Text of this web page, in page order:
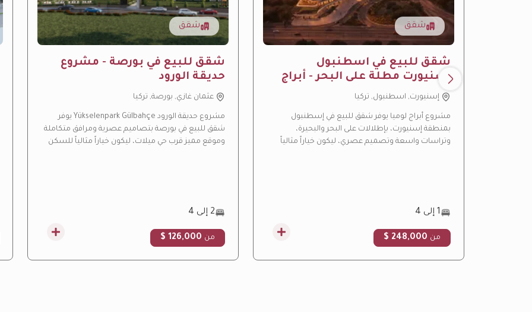
شقق
شقق للبيع في اسطنبول
اسنيورت مطلة على البحر - أبراج
لومياإسنيورت, اسطنبول, تركيا
مشروع أبراج لوميا يوفر شقق للبيع في إسطنبول
بمنطقة إسنيورت، بإطلالات على البحر والبحيرة،
وتراسات واسعة وتصميم عصري، ليكون خياراً مثالياً
1 إلى 4
من 248,000 $
شقق
شقق للبيع في بورصة - مشروع
حديقة الورود
عثمان غازي, بورصة, تركيا
مشروع حديقة الورود Yükselenpark Gülbahçe يوفر
شقق للبيع في بورصة بتصاميم عصرية ومرافق متكاملة
وموقع مميز قرب حي ميلات، ليكون خياراً مثالياً للسكن
2 إلى 4
من 126,000 $